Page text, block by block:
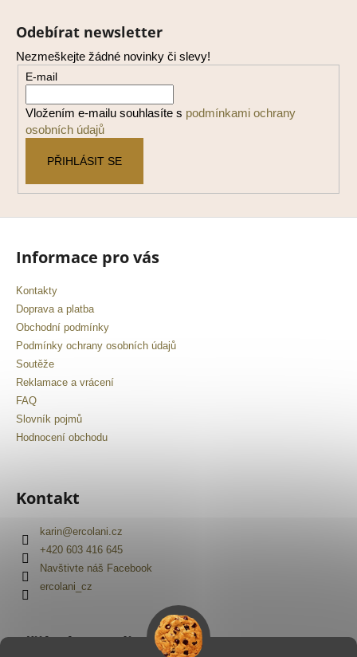
Odebírat newsletter
Nezmeškejte žádné novinky či slevy!
E-mail
Vložením e-mailu souhlasíte s podmínkami ochrany
osobních údajů
PŘIHLÁSIT SE
Informace pro vás
Kontakty
Doprava a platba
Obchodní podmínky
Podmínky ochrany osobních údajů
Soutěže
Reklamace a vrácení
FAQ
Slovník pojmů
Hodnocení obchodu
Kontakt
karin@ercolani.cz
+420 603 416 645
Navštivte náš Facebook
ercolani_cz
Přijímáme online platby